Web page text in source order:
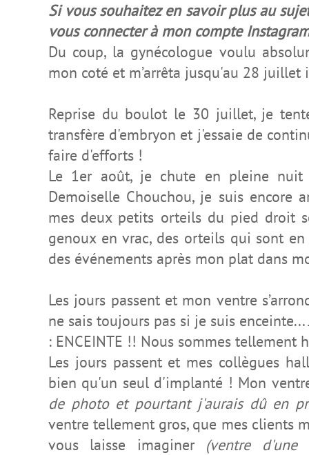
Si vous souhaitez en savoir plus au
vous connecter à mon compte
Du coup, la gynécologue voulu
mon coté et m’arrêta jusqu'au 28 juillet
Reprise du boulot le 30 juillet, je
transfère d'embryon et j'essaie de
faire d'efforts !
Le 1er août, je chute en pleine
Demoiselle Chouchou, je suis encore
mes deux petits orteils du pied droit
genoux en vrac, des orteils qui sont
des événements après mon plat dans
Les jours passent et mon ventre
ne sais toujours pas si je suis enceinte...
: ENCEINTE !! Nous sommes tellement
Les jours passent et mes collègues
bien qu'un seul d'implanté ! Mon
de photo et pourtant j'aurais dû en
ventre tellement gros, que mes clients
vous laisse imaginer (ventre